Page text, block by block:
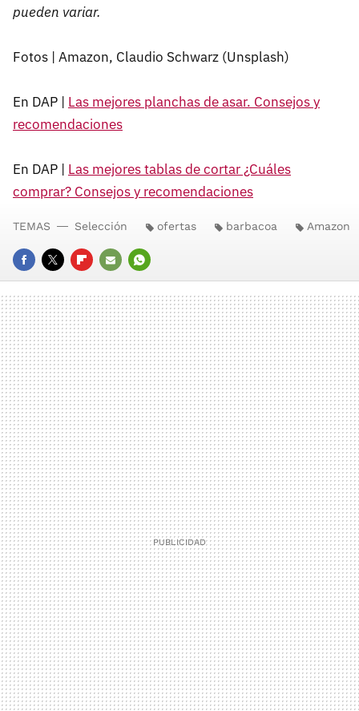
pueden variar.
Fotos | Amazon, Claudio Schwarz (Unsplash)
En DAP | Las mejores planchas de asar. Consejos y
recomendaciones
En DAP | Las mejores tablas de cortar ¿Cuáles
comprar? Consejos y recomendaciones
FACEBOOK
TWITTERFLIPBOARD
E-
MAIL
WHATSAPP
TEMAS Selección ofertas barbacoa Amazon